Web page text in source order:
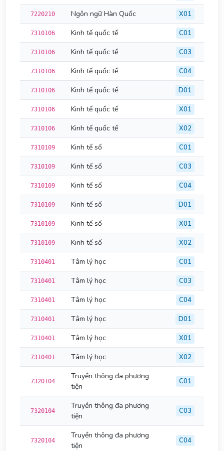
7220210 Ngôn ngữ Hàn Quốc X01
7310106 Kinh tế quốc tế C01
7310106 Kinh tế quốc tế C03
7310106 Kinh tế quốc tế C04
7310106 Kinh tế quốc tế D01
7310106 Kinh tế quốc tế X01
7310106 Kinh tế quốc tế X02
7310109 Kinh tế số C01
7310109 Kinh tế số C03
7310109 Kinh tế số C04
7310109 Kinh tế số D01
7310109 Kinh tế số X01
7310109 Kinh tế số X02
7310401 Tâm lý học C01
7310401 Tâm lý học C03
7310401 Tâm lý học C04
7310401 Tâm lý học D01
7310401 Tâm lý học X01
7310401 Tâm lý học X02
7320104
Truyền thông đa phương
tiện
C01
7320104
Truyền thông đa phương
tiện
C03
7320104
Truyền thông đa phương
tiện
C04